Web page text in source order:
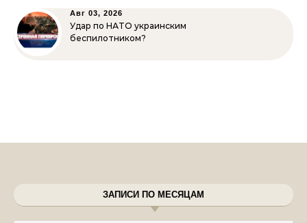
Авг 03, 2026
Удар по НАТО украинским
беспилотником?
ЗАПИСИ ПО МЕСЯЦАМ